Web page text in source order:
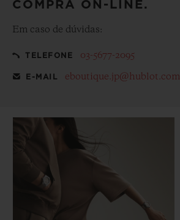
COMPRA ON-LINE.
Em caso de dúvidas:
TELEFONE 03-5677-2095
E-MAIL eboutique.jp@hublot.com